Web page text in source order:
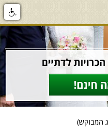
הכרויות לדתיים
חינם!
המבוקש)